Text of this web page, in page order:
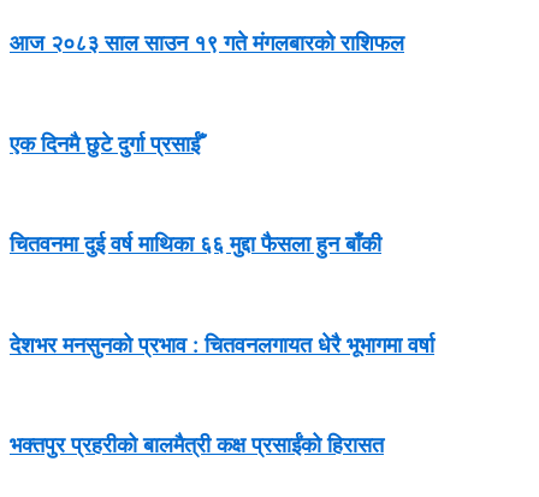
आज २०८३ साल साउन १९ गते मंगलबारको राशिफल
एक दिनमै छुटे दुर्गा प्रसाईँ
चितवनमा दुई वर्ष माथिका ६६ मुद्दा फैसला हुन बाँकी
देशभर मनसुनको प्रभाव : चितवनलगायत धेरै भूभागमा वर्षा
भक्तपुर प्रहरीको बालमैत्री कक्ष प्रसाईंको हिरासत